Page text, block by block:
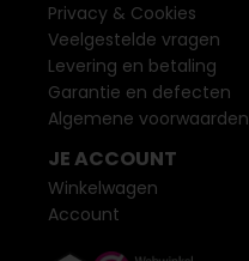
Privacy & Cookies
Veelgestelde vragen
Levering en betaling
Garantie en defecten
Algemene voorwaarden
JE ACCOUNT
Winkelwagen
Account